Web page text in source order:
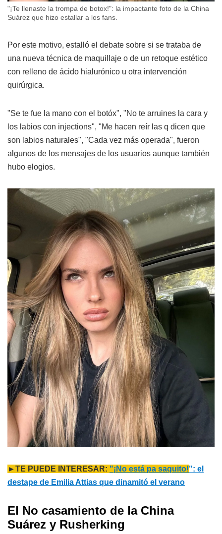
"¡Te llenaste la trompa de botox!": la impactante foto de la China
Suárez que hizo estallar a los fans.
Por este motivo, estalló el debate sobre si se trataba de
una nueva técnica de maquillaje o de un retoque estético
con relleno de ácido hialurónico u otra intervención
quirúrgica.
"Se te fue la mano con el botóx", "No te arruines la cara y
los labios con injections", "Me hacen reír las q dicen que
son labios naturales", "Cada vez más operada", fueron
algunos de los mensajes de los usuarios aunque también
hubo elogios.
►TE PUEDE INTERESAR: "¡No está pa saquito!": el
destape de Emilia Attias que dinamitó el verano
El No casamiento de la China
Suárez y Rusherking